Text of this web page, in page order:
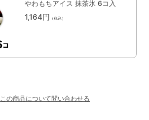
やわもちアイス 抹茶氷 6コ入
1,164円 （税込）
この商品について問い合わせる